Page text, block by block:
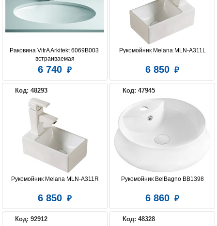
ЭСТЕТ
Раковина VitrA Arkitekt 6069B003
встраиваемая
6 740
Рукомойник Melana MLN-A311L
6 850
Код: 48293
Рукомойник Melana MLN-A311R
6 850
Код: 47945
Рукомойник BelBagno BB1398
6 860
Код: 92912 Код: 48328